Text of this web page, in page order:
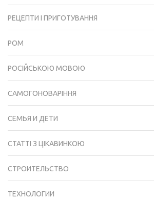
РЕЦЕПТИ І ПРИГОТУВАННЯ
РОМ
РОСІЙСЬКОЮ МОВОЮ
САМОГОНОВАРІННЯ
СЕМЬЯ И ДЕТИ
СТАТТІ З ЦІКАВИНКОЮ
СТРОИТЕЛЬСТВО
ТЕХНОЛОГИИ